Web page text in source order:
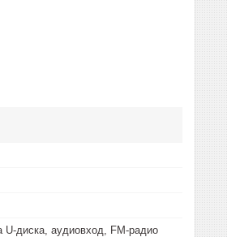
диска, аудиовход, FM-радио